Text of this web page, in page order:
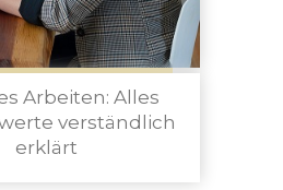
Arbeiten: Alles
verständlich
erklärt